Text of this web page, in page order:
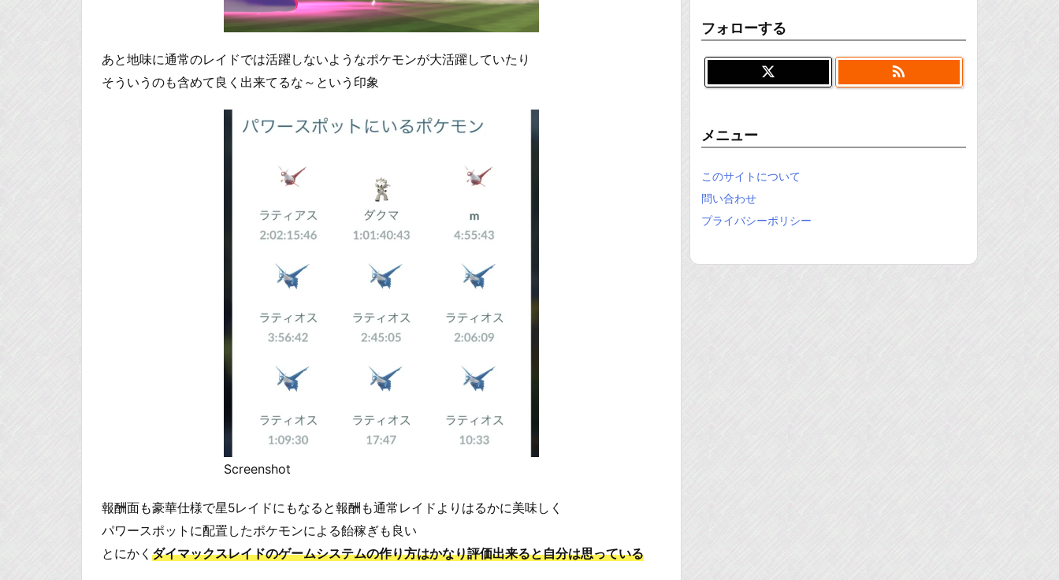
あと地味に通常のレイドでは活躍しないようなポケモンが大活躍していたり
そういうのも含めて良く出来てるな～という印象
Screenshot
報酬面も豪華仕様で星5レイドにもなると報酬も通常レイドよりはるかに美味しく
パワースポットに配置したポケモンによる飴稼ぎも良い
とにかく ダイマックスレイドのゲームシステムの作り方はかなり評価出来ると自分は思っている
フォローする

メニュー
このサイトについて
問い合わせ
プライバシーポリシー